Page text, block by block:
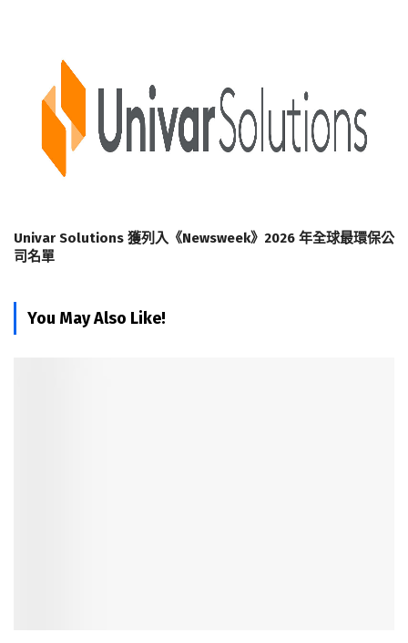
Univar Solutions 獲列入《Newsweek》2026 年全球最環保公
司名單
You May Also Like!